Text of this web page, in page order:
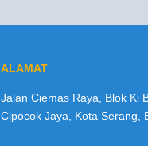
ALAMAT
Jalan Ciemas Raya, Blok Ki
Cipocok Jaya, Kota Serang,